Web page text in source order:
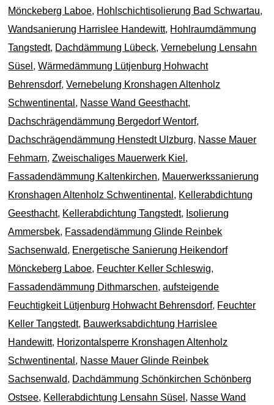
Mönckeberg Laboe, Hohlschichtisolierung Bad Schwartau,
Wandsanierung Harrislee Handewitt, Hohlraumdämmung
Tangstedt, Dachdämmung Lübeck,Vernebelung Lensahn
Süsel ,Wärmedämmung Lütjenburg Hohwacht
Behrensdorf,Vernebelung Kronshagen Altenholz
Schwentinental , Nasse Wand Geesthacht,
Dachschrägendämmung Bergedorf Wentorf,
Dachschrägendämmung Henstedt Ulzburg, Nasse Mauer
Fehmarn,Zweischaliges Mauerwerk Kiel ,
Fassadendämmung Kaltenkirchen, Mauerwerkssanierung
Kronshagen Altenholz Schwentinental , Kellerabdichtung
Geesthacht, Kellerabdichtung Tangstedt, Isolierung
Ammersbek, Fassadendämmung Glinde Reinbek
Sachsenwald, Energetische Sanierung Heikendorf
Mönckeberg Laboe, Feuchter Keller Schleswig,
Fassadendämmung Dithmarschen,aufsteigende
Feuchtigkeit Lütjenburg Hohwacht Behrensdorf, Feuchter
Keller Tangstedt, Bauwerksabdichtung Harrislee
Handewitt, Horizontalsperre Kronshagen Altenholz
Schwentinental , Nasse Mauer Glinde Reinbek
Sachsenwald, Dachdämmung Schönkirchen Schönberg
Ostsee, Kellerabdichtung Lensahn Süsel , Nasse Wand